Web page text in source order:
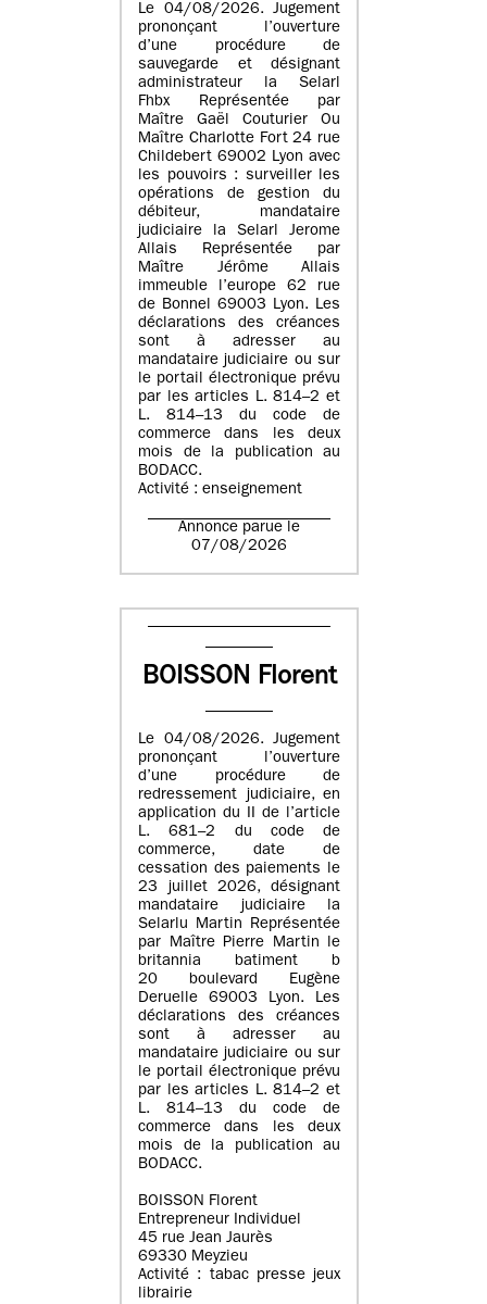
Le 04/08/2026. Jugement
prononçant l’ouverture
d’une procédure de
sauvegarde et désignant
administrateur la Selarl
Fhbx Représentée par
Maître Gaël Couturier Ou
Maître Charlotte Fort 24 rue
Childebert 69002 Lyon avec
les pouvoirs : surveiller les
opérations de gestion du
débiteur, mandataire
judiciaire la Selarl Jerome
Allais Représentée par
Maître Jérôme Allais
immeuble l’europe 62 rue
de Bonnel 69003 Lyon. Les
déclarations des créances
sont à adresser au
mandataire judiciaire ou sur
le portail électronique prévu
par les articles L. 814–2 et
L. 814–13 du code de
commerce dans les deux
mois de la publication au
BODACC.
Activité : enseignement
Annonce parue le
07/08/2026
BOISSON Florent
Le 04/08/2026. Jugement
prononçant l’ouverture
d’une procédure de
redressement judiciaire, en
application du II de l’article
L. 681–2 du code de
commerce, date de
cessation des paiements le
23 juillet 2026, désignant
mandataire judiciaire la
Selarlu Martin Représentée
par Maître Pierre Martin le
britannia batiment b
20 boulevard Eugène
Deruelle 69003 Lyon. Les
déclarations des créances
sont à adresser au
mandataire judiciaire ou sur
le portail électronique prévu
par les articles L. 814–2 et
L. 814–13 du code de
commerce dans les deux
mois de la publication au
BODACC.
BOISSON Florent
Entrepreneur Individuel
45 rue Jean Jaurès
69330 Meyzieu
Activité : tabac presse jeux
librairie